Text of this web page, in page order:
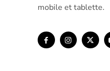
mobile et tablette.